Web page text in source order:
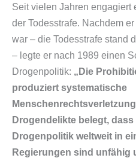
Seit vielen Jahren engagiert
der Todesstrafe. Nachdem
war – die Todesstrafe stand
– legte er nach 1989 einen
Drogenpolitik: „Die
produziert systematische
Drogendelikte belegt,
Drogenpolitik weltweit in
Regierungen sind unfähig